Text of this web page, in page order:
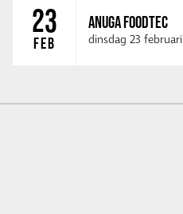
23
FEB
ANUGA FOODTEC
dinsdag 23 februari